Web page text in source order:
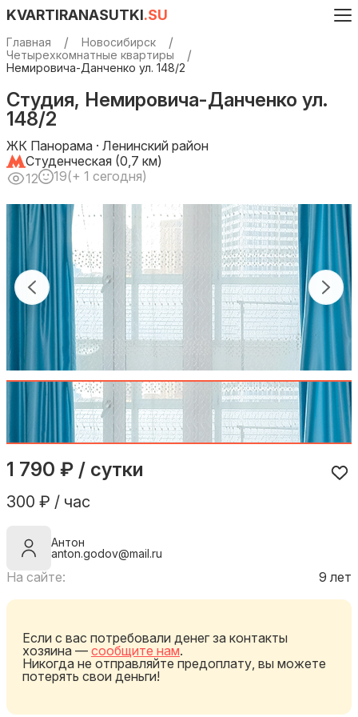
KVARTIRANASUTKI.SU
Главная
Новосибирск
Четырехкомнатные квартиры
Немировича-Данченко ул. 148/2
Студия, Немировича-Данченко ул.
148/2
ЖК Панорама · Ленинский район
Студенческая (0,7 км)
12
19(+ 1 сегодня)
1 790 ₽ / сутки
300 ₽ / час
Антон
anton.godov@mail.ru
На сайте: 9 лет
Если с вас потребовали денег за контакты
хозяина — сообщите нам.
Никогда не отправляйте предоплату, вы можете
потерять свои деньги!